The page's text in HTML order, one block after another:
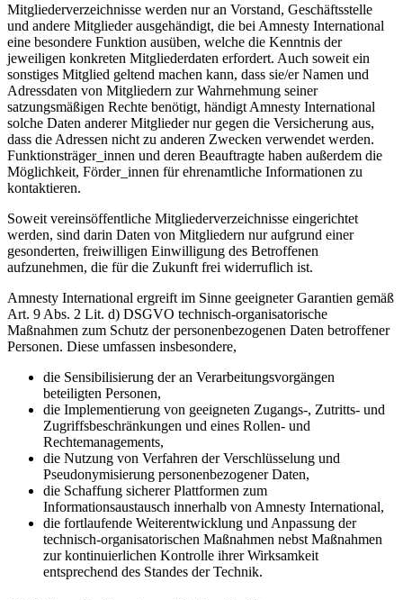
Mitgliederverzeichnisse werden nur an Vorstand, Geschäftsstelle
und andere Mitglieder ausgehändigt, die bei Amnesty International
eine besondere Funktion ausüben, welche die Kenntnis der
jeweiligen konkreten Mitgliederdaten erfordert. Auch soweit ein
sonstiges Mitglied geltend machen kann, dass sie/er Namen und
Adressdaten von Mitgliedern zur Wahrnehmung seiner
satzungsmäßigen Rechte benötigt, händigt Amnesty International
solche Daten anderer Mitglieder nur gegen die Versicherung aus,
dass die Adressen nicht zu anderen Zwecken verwendet werden.
Funktionsträger_innen und deren Beauftragte haben außerdem die
Möglichkeit, Förder_innen für ehrenamtliche Informationen zu
kontaktieren.
Soweit vereinsöffentliche Mitgliederverzeichnisse eingerichtet
werden, sind darin Daten von Mitgliedern nur aufgrund einer
gesonderten, freiwilligen Einwilligung des Betroffenen
aufzunehmen, die für die Zukunft frei widerruflich ist.
Amnesty International ergreift im Sinne geeigneter Garantien gemäß
Art. 9 Abs. 2 Lit. d) DSGVO technisch-organisatorische
Maßnahmen zum Schutz der personenbezogenen Daten betroffener
Personen. Diese umfassen insbesondere,
die Sensibilisierung der an Verarbeitungsvorgängen
beteiligten Personen,
die Implementierung von geeigneten Zugangs-, Zutritts- und
Zugriffsbeschränkungen und eines Rollen- und
Rechtemanagements,
die Nutzung von Verfahren der Verschlüsselung und
Pseudonymisierung personenbezogener Daten,
die Schaffung sicherer Plattformen zum
Informationsaustausch innerhalb von Amnesty International,
die fortlaufende Weiterentwicklung und Anpassung der
technisch-organisatorischen Maßnahmen nebst Maßnahmen
zur kontinuierlichen Kontrolle ihrer Wirksamkeit
entsprechend des Standes der Technik.